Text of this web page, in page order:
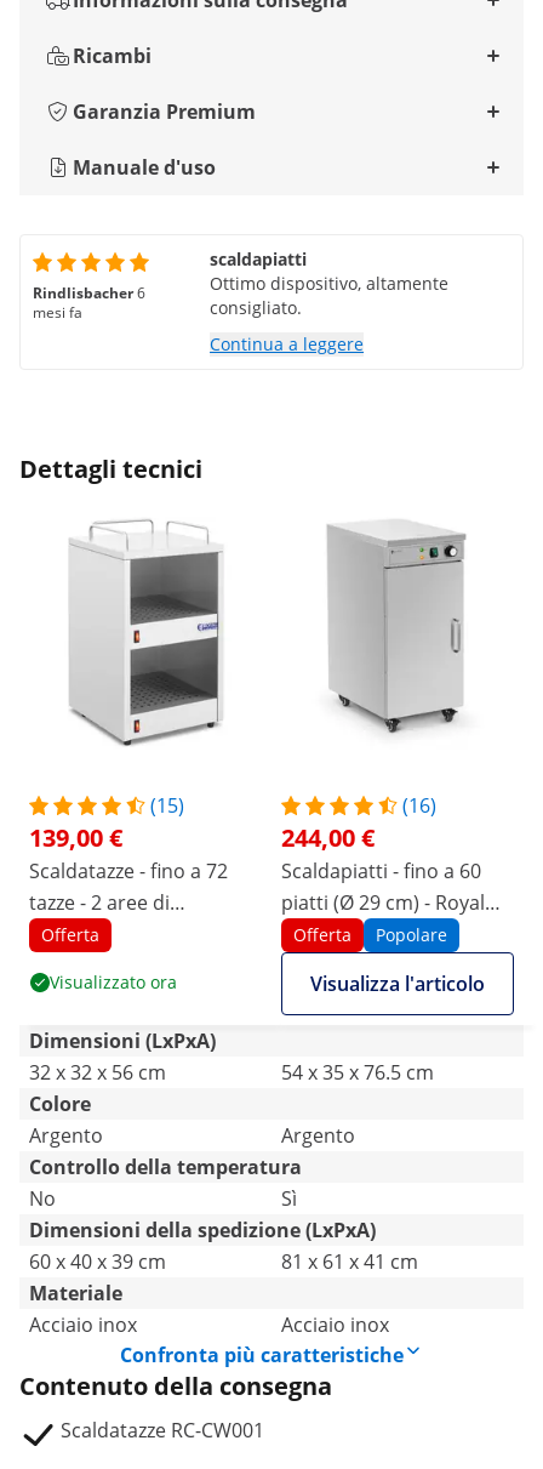
Ricambi
Garanzia Premium
Manuale d'uso
Rindlisbacher6
mesi fa
scaldapiatti
Ottimo dispositivo, altamente
consigliato.
Continua a leggere
Dettagli tecnici
(15)
139,00 €
Scaldatazze - fino a 72
tazze - 2 aree di
stoccaggio
Offerta
Visualizzato ora
(16)
244,00 €
Scaldapiatti - fino a 60
piatti (Ø 29 cm) - Royal
Catering
Offerta Popolare
Visualizza l'articolo
Dimensioni (LxPxA)
32 x 32 x 56 cm
54 x 35 x 76.5 cm
Colore
Argento
Argento
Controllo della temperatura
No
Sì
Dimensioni della spedizione (LxPxA)
60 x 40 x 39 cm
81 x 61 x 41 cm
Materiale
Acciaio inox
Acciaio inox
Confronta più caratteristiche
Contenuto della consegna
Scaldatazze RC-CW001